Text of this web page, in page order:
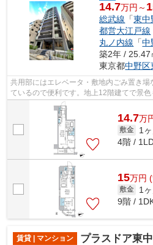
14.7万円～
総武線 「東中
都営大江戸線
丸ノ内線 「中
築2年 / 25.47
東京都中野区
共用部にはエレベータ・敷地内ごみ置き
ているので便利です。地上12階建てで景
ただいております。駅まで1分と、駅近...
14.7万
敷金 1ヶ
4階 /
15万円
敷金 1ヶ
9階 /
賃貸 | マンション プラスドア東